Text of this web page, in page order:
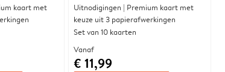
kaart met
Uitnodigingen | Premium kaart met
keuze uit 3 papierafwerkingen
Set van 10 kaarten
Vanaf
€ 11,99